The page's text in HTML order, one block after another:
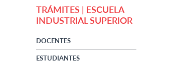
TRÁMITES | ESCUELA
INDUSTRIAL SUPERIOR
DOCENTES
ESTUDIANTES